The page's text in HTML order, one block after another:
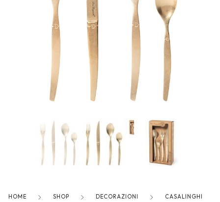
Millions of people around the
world visit Envato to buy and
sell creative assets, use smart
design templates, learn
creative skills or even hire
freelancers. With an industry-
leading marketplace paired
with an unlimited subscription
like you get projects done
faster.
HOME SHOP DECORAZIONI CASALINGHI